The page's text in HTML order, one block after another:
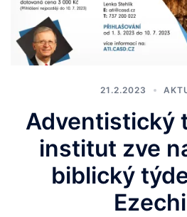
21.2.2023
Adventistický
institut zve
biblický